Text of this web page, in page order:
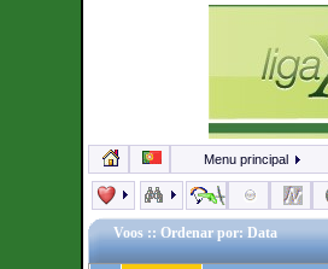
Menu principal
Voos :: Ordenar por: Data